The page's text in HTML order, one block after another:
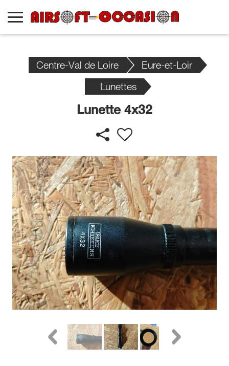
Centre-Val de Loire
Eure-et-Loir
Lunettes
Lunette 4x32